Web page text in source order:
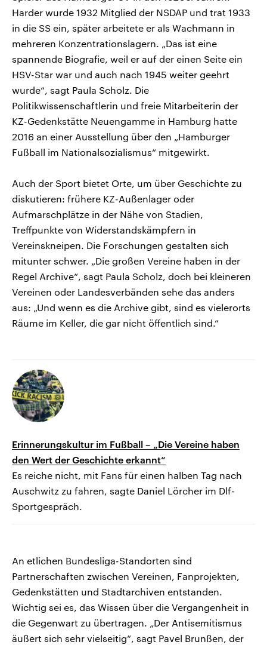
Harder wurde 1932 Mitglied der NSDAP und trat 1933
in die SS ein, später arbeitete er als Wachmann in
mehreren Konzentrationslagern. „Das ist eine
spannende Biografie, weil er auf der einen Seite ein
HSV-Star war und auch nach 1945 weiter geehrt
wurde“, sagt Paula Scholz. Die
Politikwissenschaftlerin und freie Mitarbeiterin der
KZ-Gedenkstätte Neuengamme in Hamburg hatte
2016 an einer Ausstellung über den „Hamburger
Fußball im Nationalsozialismus“ mitgewirkt.
Auch der Sport bietet Orte, um über Geschichte zu
diskutieren: frühere KZ-Außenlager oder
Aufmarschplätze in der Nähe von Stadien,
Treffpunkte von Widerstandskämpfern in
Vereinskneipen. Die Forschungen gestalten sich
mitunter schwer. „Die großen Vereine haben in der
Regel Archive“, sagt Paula Scholz, doch bei kleineren
Vereinen oder Landesverbänden sehe das anders
aus: „Und wenn es die Archive gibt, sind es vielerorts
Räume im Keller, die gar nicht öffentlich sind.“
Erinnerungskultur im Fußball – „Die Vereine haben
den Wert der Geschichte erkannt“
Es reiche nicht, mit Fans für einen halben Tag nach
Auschwitz zu fahren, sagte Daniel Lörcher im Dlf-
Sportgespräch.
An etlichen Bundesliga-Standorten sind
Partnerschaften zwischen Vereinen, Fanprojekten,
Gedenkstätten und Stadtarchiven entstanden.
Wichtig sei es, das Wissen über die Vergangenheit in
die Gegenwart zu übertragen. „Der Antisemitismus
äußert sich sehr vielseitig“, sagt Pavel Brunßen, der